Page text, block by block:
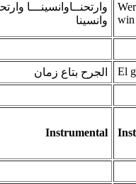
وارتحنــاوانسينـــا
وانسينا
win
الجرح بتاع زمان El
Instrumental